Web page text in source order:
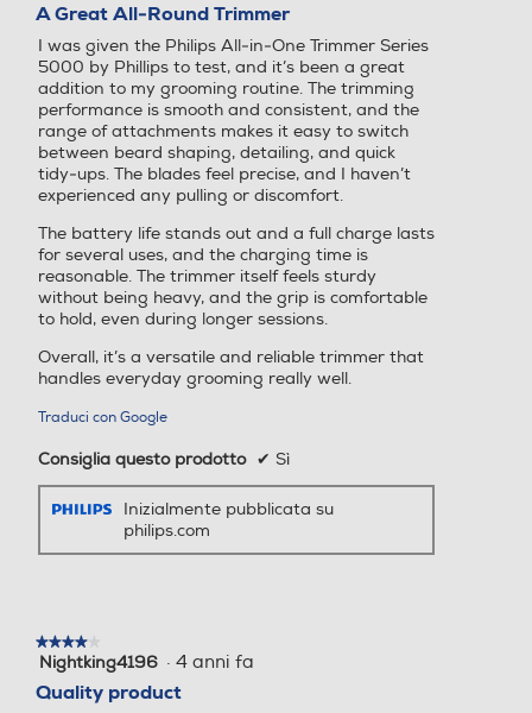
stelle.
A Great All‑Round Trimmer
I was given the Philips All‑in‑One Trimmer Series
5000 by Phillips to test, and it’s been a great
addition to my grooming routine. The trimming
performance is smooth and consistent, and the
range of attachments makes it easy to switch
between beard shaping, detailing, and quick
tidy‑ups. The blades feel precise, and I haven’t
experienced any pulling or discomfort.
The battery life stands out and a full charge lasts
for several uses, and the charging time is
reasonable. The trimmer itself feels sturdy
without being heavy, and the grip is comfortable
to hold, even during longer sessions.
Overall, it’s a versatile and reliable trimmer that
handles everyday grooming really well.
Traduci con Google
Consiglia questo prodotto ✔ Sì
Inizialmente pubblicata su
philips.com
★★★★★
★★★★★
4
5
Nightking4196 · 4 anni fa
Quality product